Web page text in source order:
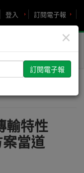
訂閱電子報
登入
Toggle
輸特性
當道
×